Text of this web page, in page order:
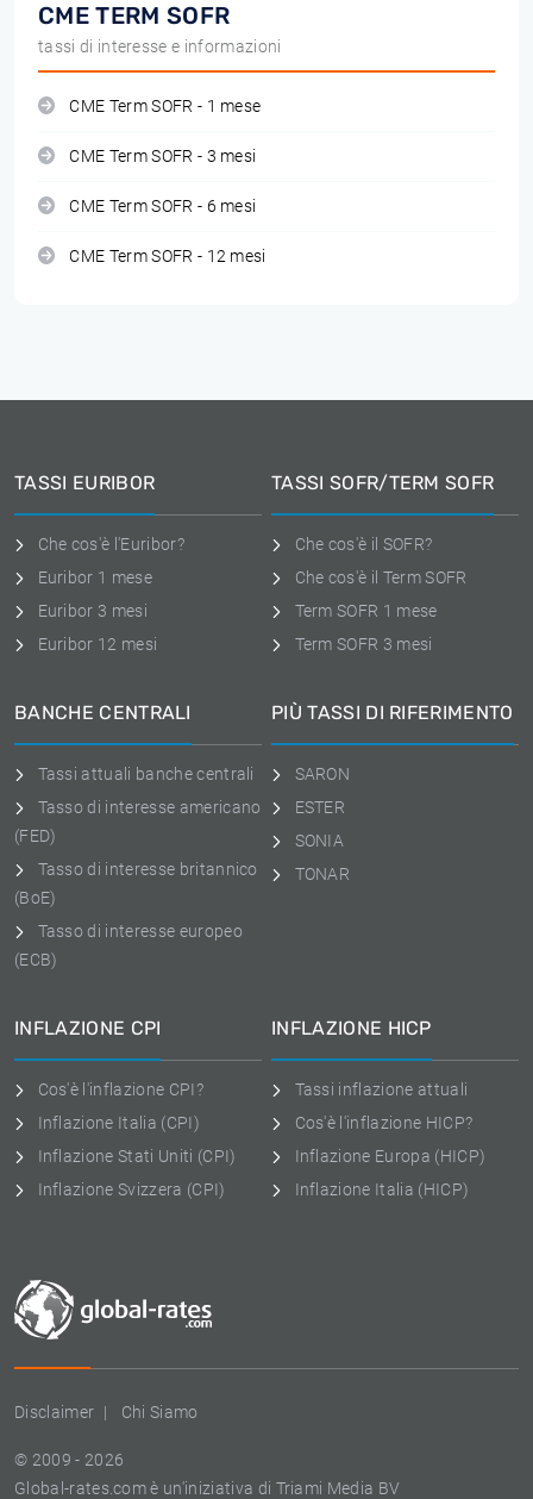
CME TERM SOFR
tassi di interesse e informazioni
CME Term SOFR - 1 mese
CME Term SOFR - 3 mesi
CME Term SOFR - 6 mesi
CME Term SOFR - 12 mesi
Disclaimer Chi Siamo
© 2009 - 2026
Global-rates.com è un'iniziativa di Triami Media BV
TASSI EURIBOR
Che cos'è l'Euribor?
Euribor 1 mese
Euribor 3 mesi
Euribor 12 mesi
TASSI SOFR/TERM SOFR
Che cos'è il SOFR?
Che cos'è il Term SOFR
Term SOFR 1 mese
Term SOFR 3 mesi
BANCHE CENTRALI
Tassi attuali banche centrali
Tasso di interesse americano
(FED)
Tasso di interesse britannico
(BoE)
Tasso di interesse europeo
(ECB)
PIÙ TASSI DI RIFERIMENTO
SARON
ESTER
SONIA
TONAR
INFLAZIONE CPI
Cos'è l'inflazione CPI?
Inflazione Italia (CPI)
Inflazione Stati Uniti (CPI)
Inflazione Svizzera (CPI)
INFLAZIONE HICP
Tassi inflazione attuali
Cos'è l'inflazione HICP?
Inflazione Europa (HICP)
Inflazione Italia (HICP)